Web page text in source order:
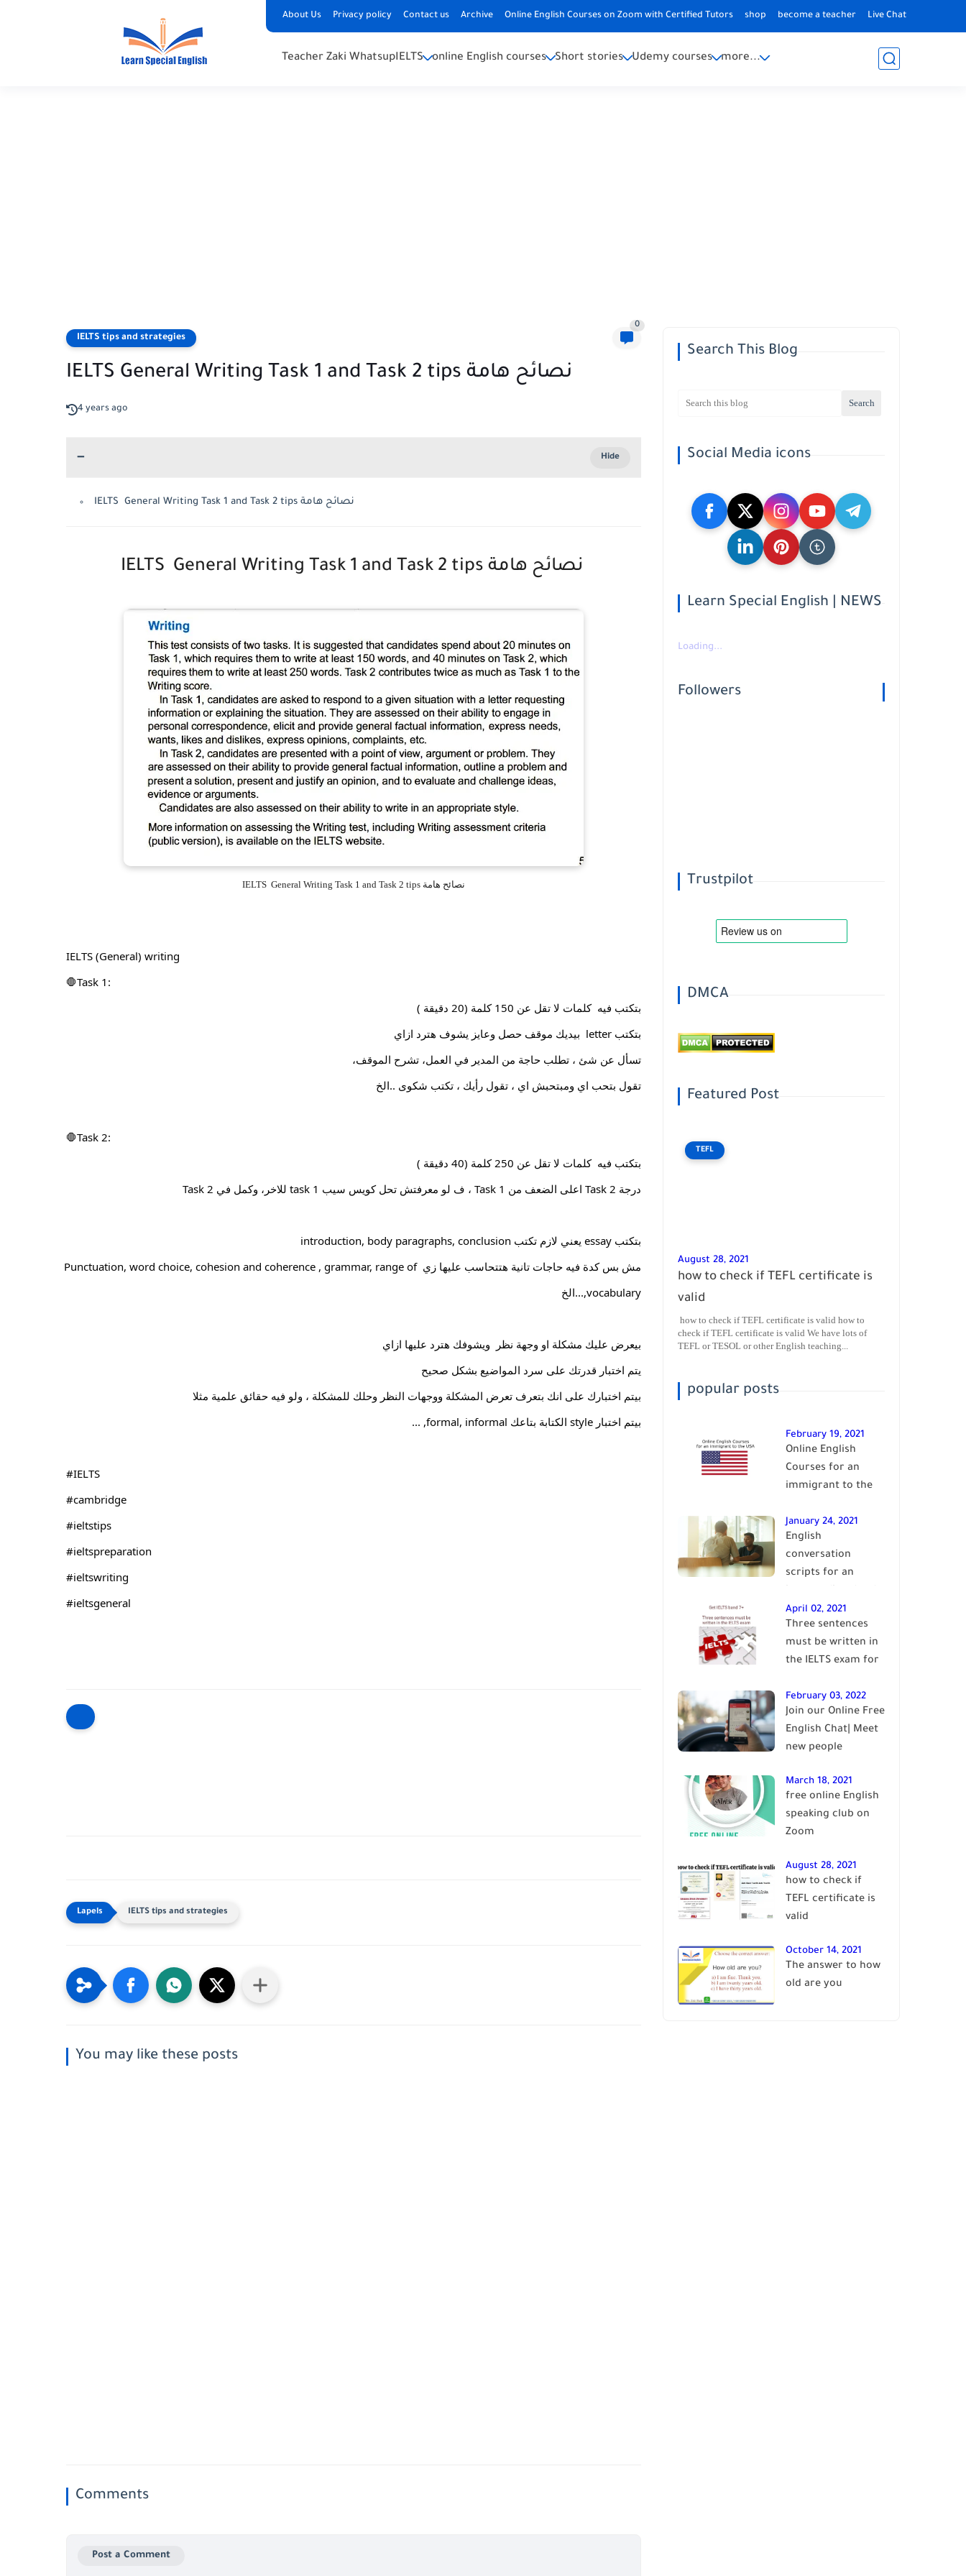
About Us Privacy policy Contact us Archive Online English Courses on Zoom with Certified Tutors shop become a teacher Live Chat
Teacher Zaki WhatsupIELTS online English courses Short stories Udemy courses more...
IELTS tips and strategies
0
IELTS General Writing Task 1 and Task 2 tips نصائح هامة
4 years ago
IELTS General Writing Task 1 and Task 2 tips نصائح هامة
IELTS (General) writing
🛑Task 1:
بتكتب فيه  كلمات لا تقل عن 150 كلمة (20 دقيقة )
بتكتب letter  بيديك موقف حصل وعايز يشوف هترد ازاي
تسأل عن شئ ، تطلب حاجة من المدير في العمل، تشرح الموقف،
تقول بتحب اي ومبتحبش اي ، تقول رأيك ، تكتب شكوى ..الخ
🛑Task 2:
بتكتب فيه  كلمات لا تقل عن 250 كلمة (40 دقيقة )
درجة Task 2 اعلى الضعف من Task 1 ، ف لو معرفتش تحل كويس سيب task 1 للاخر، وكمل في Task 2
بتكتب essay يعني لازم تكتب introduction, body paragraphs, conclusion
مش بس كدة فيه حاجات تانية هتتحاسب عليها زي Punctuation, word choice, cohesion and coherence , grammar, range of
vocabulary,...الخ
بيعرض عليك مشكلة او وجهة نظر  ويشوفك هترد عليها ازاي
يتم اختبار قدرتك على سرد المواضيع بشكل صحيح
بيتم اختبارك على انك بتعرف تعرض المشكلة ووجهات النظر وحلك للمشكلة ، ولو فيه حقائق علمية مثلا
بيتم اختبار style الكتابة بتاعك formal, informal, ...
#IELTS
#cambridge
#ieltstips
#ieltspreparation
#ieltswriting
#ieltsgeneral
IELTS tips and strategies
You may like these posts
Comments
Post a Comment
Search This Blog
Social Media icons
Learn Special English | NEWS
Loading...
Followers
Trustpilot
DMCA
Featured Post
TEFL
August 28, 2021
how to check if TEFL certificate is
valid
how to check if TEFL certificate is valid how to
check if TEFL certificate is valid We have lots of
TEFL or TESOL or other English teaching...
popular posts
February 19, 2021
Online English
Courses for an
immigrant to the
January 24, 2021
English
conversation
scripts for an
of English| learn
English
April 02, 2021
Three sentences
must be written in
the IELTS exam for
February 03, 2022
Join our Online Free
English Chat| Meet
new people
March 18, 2021
free online English
speaking club on
Zoom
August 28, 2021
how to check if
TEFL certificate is
valid
October 14, 2021
The answer to how
old are you